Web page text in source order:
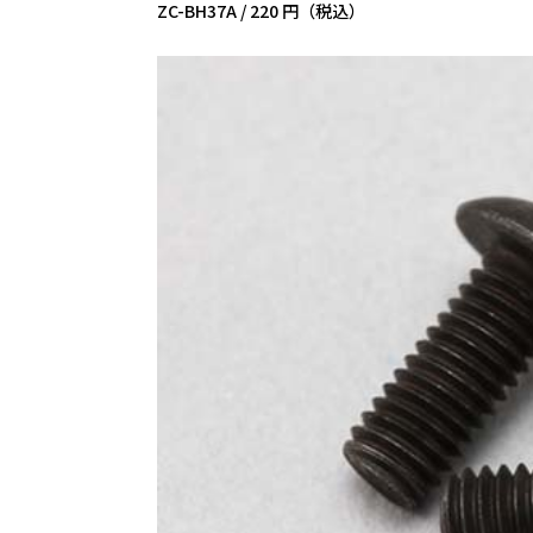
ZC-BH37A / 220 円（税込）